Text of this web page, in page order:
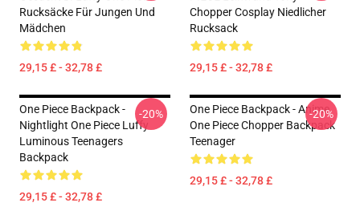
Rucksäcke Für Jungen Und
Mädchen
29,15 £ - 32,78 £
Chopper Cosplay Niedlicher
Rucksack
29,15 £ - 32,78 £
One Piece Backpack -
Nightlight One Piece Luffy
Luminous Teenagers
Backpack
29,15 £ - 32,78 £
-20%
One Piece Backpack - Anime
One Piece Chopper Backpack
Teenager
29,15 £ - 32,78 £
-20%